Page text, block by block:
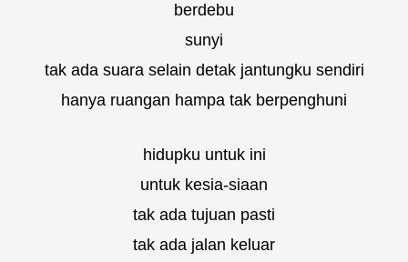
berdebu
sunyi
tak ada suara selain detak jantungku sendiri
hanya ruangan hampa tak berpenghuni
hidupku untuk ini
untuk kesia-siaan
tak ada tujuan pasti
tak ada jalan keluar